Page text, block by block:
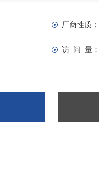
厂商性质：
访 问 量：